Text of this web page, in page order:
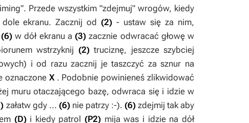
Przede wszystkim "zdejmuj" wrogów, kiedy
ekranu. Zacznij od (2) - ustaw się za nim,
(6)w dół ekranu a (3) zacznie odwracać głowę w
wstrzyknij (2) truciznę, jeszcze szybciej
i od razu zacznij je taszczyć za sznur na
oznaczone X . Podobnie powinieneś zlikwidować
muru otaczającego bazę, odwraca się i idzie w
załatw gdy ... (6) nie patrzy :-). (6) zdejmij tak aby
(D) i kiedy patrol (P2) mija was i idzie na dół